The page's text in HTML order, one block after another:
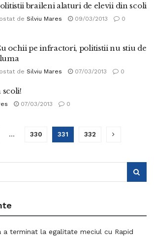
braileni alaturi de elevii din scoli
de Silviu Mares 09/03/2013 0
ochii pe infractori, politistii nu stiu de
de Silviu Mares 07/03/2013 0
scoli!
07/03/2013 0
… 330 331 332
a terminat la egalitate meciul cu Rapid